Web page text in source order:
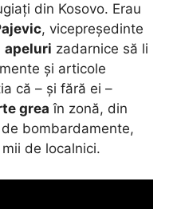
din Kosovo. Erau
, vicepreședinte
apeluri zadarnice să li
și articole
că – și fără ei –
grea în zonă, din
bombardamente,
de localnici.